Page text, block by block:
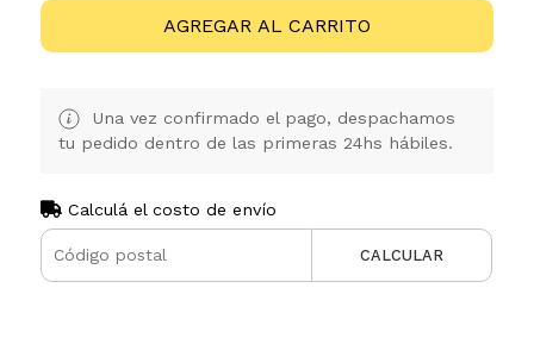
AGREGAR AL CARRITO
Una vez confirmado el pago, despachamos
tu pedido dentro de las primeras 24hs hábiles.
Calculá el costo de envío
CALCULAR